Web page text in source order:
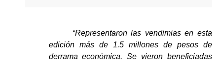
“Representaron las vendimias en esta
edición más de 1.5 millones de pesos de
derrama económica. Se vieron beneficiadas